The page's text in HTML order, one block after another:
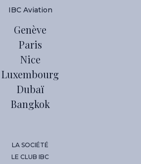
IBC Aviation
Genève
Paris
Nice
Luxembourg
Dubaï
Bangkok
LA SOCIÉTÉ
LE CLUB IBC